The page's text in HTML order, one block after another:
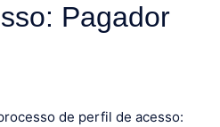
Pagador
de perfil de acesso: